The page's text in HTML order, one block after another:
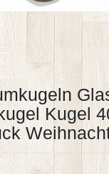
Kugel